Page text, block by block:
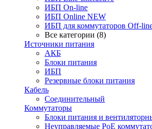
ИБП On-line
ИБП Online NEW
ИБП для коммутаторов Off-
Все категории (8)
Источники питания
АКБ
Блоки питания
ИБП
Резервные блоки питания
Кабель
Соединительный
Коммутаторы
Блоки питания и
Неуправляемые PoE